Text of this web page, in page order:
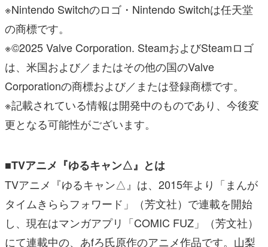
※Nintendo Switchのロゴ・Nintendo Switchは任天堂
の商標です。
※©2025 Valve Corporation. SteamおよびSteamロゴ
は、米国および／またはその他の国のValve
Corporationの商標および／または登録商標です。
※記載されている情報は開発中のものであり、今後変
更となる可能性がございます。
■TVアニメ『ゆるキャン△』とは
TVアニメ『ゆるキャン△』は、2015年より「まんが
タイムきららフォワード」（芳文社）で連載を開始
し、現在はマンガアプリ「COMIC FUZ」（芳文社）
にて連載中の、あfろ氏原作のアニメ作品です。山梨